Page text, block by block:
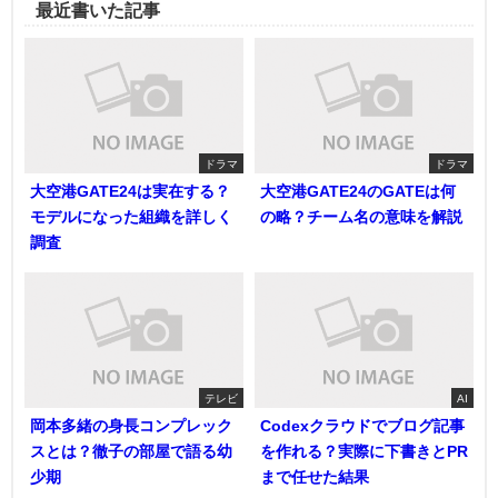
最近書いた記事
ドラマ
大空港GATE24は実在する？
モデルになった組織を詳しく
調査
ドラマ
大空港GATE24のGATEは何
の略？チーム名の意味を解説
テレビ
岡本多緒の身長コンプレック
スとは？徹子の部屋で語る幼
少期
AI
Codexクラウドでブログ記事
を作れる？実際に下書きとPR
まで任せた結果